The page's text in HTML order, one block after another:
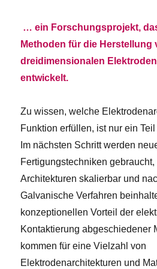
… ein Forschungsprojekt,
Methoden für die Herstellung
dreidimensionalen
entwickelt.
Zu wissen, welche
Funktion erfüllen, ist nur ein
Im nächsten Schritt werden
Fertigungstechniken
Architekturen skalierbar und
Galvanische Verfahren
konzeptionellen Vorteil der
Kontaktierung abgeschiedener
kommen für eine Vielzahl von
Elektrodenarchitekturen und